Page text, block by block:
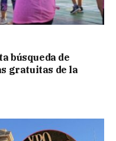
búsqueda de
gratuitas de la